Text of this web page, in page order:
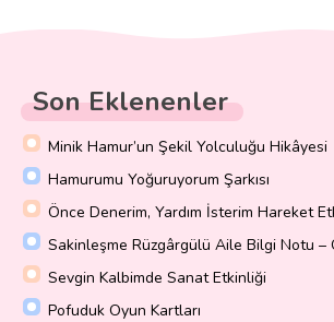
Son Eklenenler
Minik Hamur’un Şekil Yolculuğu Hikâyesi
Hamurumu Yoğuruyorum Şarkısı
Önce Denerim, Yardım İsterim Hareket
Sakinleşme Rüzgârgülü Aile Bilgi Notu –
Sevgin Kalbimde Sanat Etkinliği
Pofuduk Oyun Kartları